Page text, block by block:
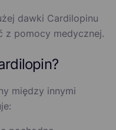
dawki Cardilopinu
z pomocy medycznej.
między innymi